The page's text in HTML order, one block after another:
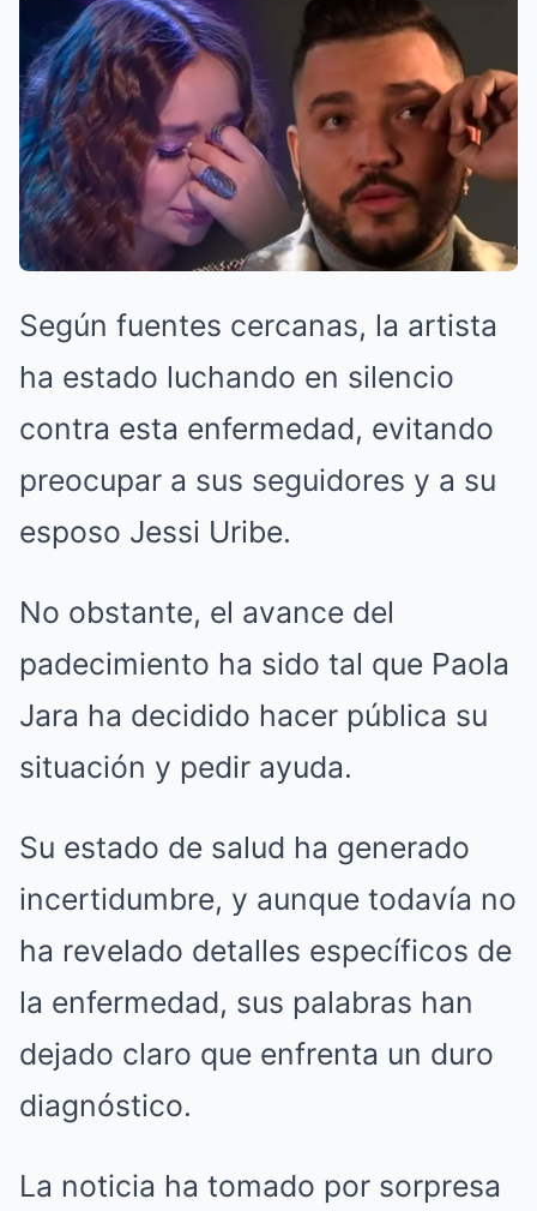
Según fuentes cercanas, la artista
ha estado luchando en silencio
contra esta enfermedad, evitando
preocupar a sus seguidores y a su
esposo Jessi Uribe.
No obstante, el avance del
padecimiento ha sido tal que Paola
Jara ha decidido hacer pública su
situación y pedir ayuda.
Su estado de salud ha generado
incertidumbre, y aunque todavía no
ha revelado detalles específicos de
la enfermedad, sus palabras han
dejado claro que enfrenta un duro
diagnóstico.
La noticia ha tomado por sorpresa